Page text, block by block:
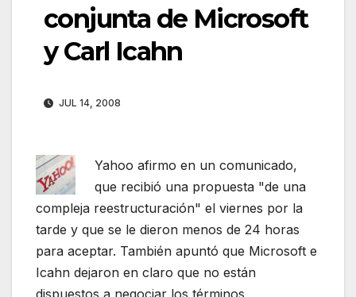
conjunta de Microsoft
y Carl Icahn
JUL 14, 2008
Yahoo afirmo en un comunicado,
que recibió una propuesta "de una
compleja reestructuración" el viernes por la
tarde y que se le dieron menos de 24 horas
para aceptar. También apuntó que Microsoft e
Icahn dejaron en claro que no están